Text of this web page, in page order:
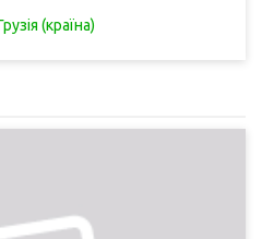
(країна)